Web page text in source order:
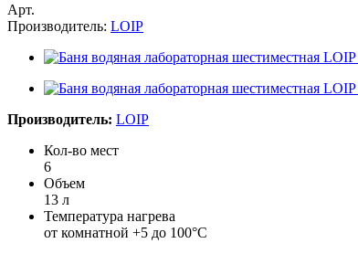
Арт.
Производитель: LOIP
Производитель: LOIP
Кол-во мест
6
Объем
13 л
Температура нагрева
от комнатной +5 до 100°С